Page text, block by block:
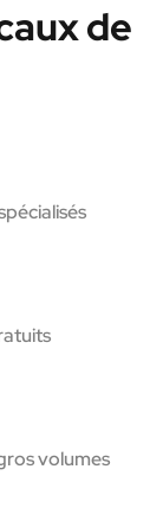
de
volumes